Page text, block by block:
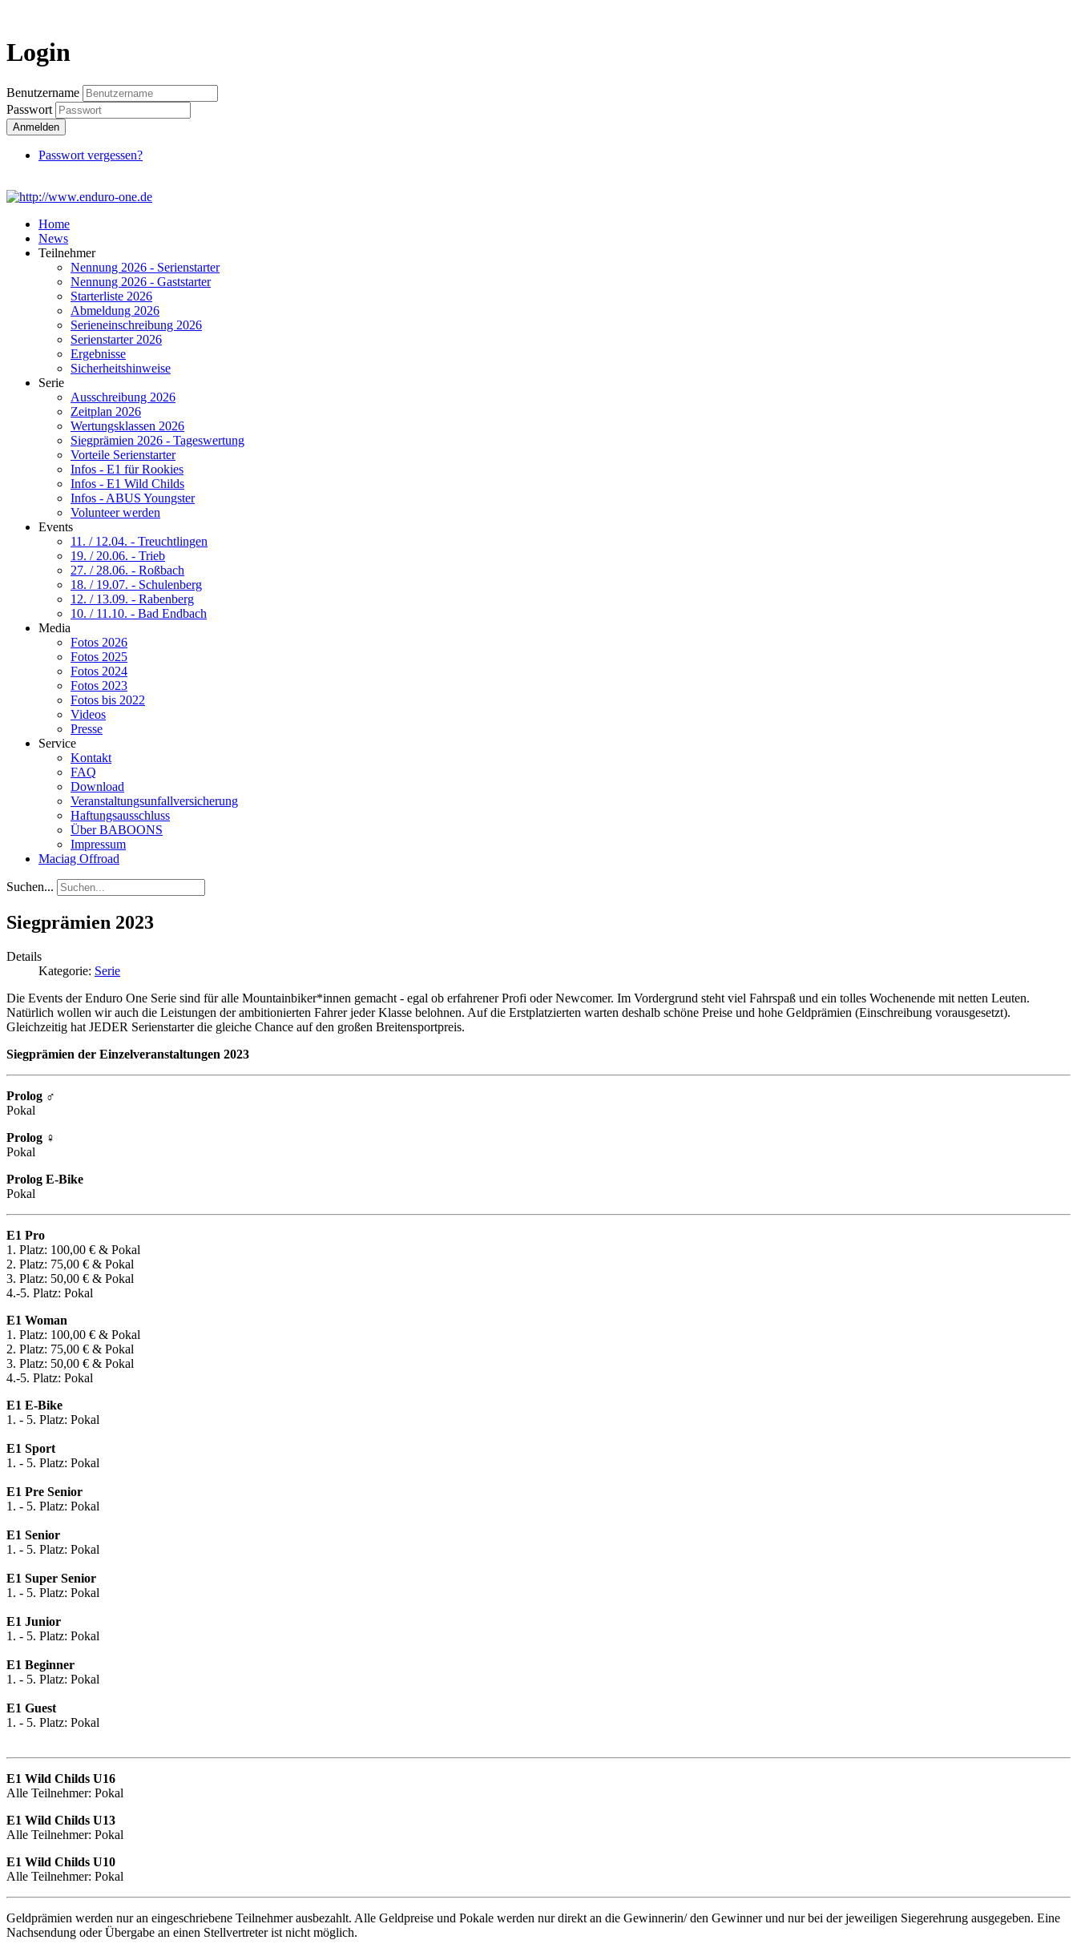
Login
Benutzername
Passwort
Anmelden
Passwort vergessen?
Home
News
Teilnehmer
Nennung 2026 - Serienstarter
Nennung 2026 - Gaststarter
Starterliste 2026
Abmeldung 2026
Serieneinschreibung 2026
Serienstarter 2026
Ergebnisse
Sicherheitshinweise
Serie
Ausschreibung 2026
Zeitplan 2026
Wertungsklassen 2026
Siegprämien 2026 - Tageswertung
Vorteile Serienstarter
Infos - E1 für Rookies
Infos - E1 Wild Childs
Infos - ABUS Youngster
Volunteer werden
Events
11. / 12.04. - Treuchtlingen
19. / 20.06. - Trieb
27. / 28.06. - Roßbach
18. / 19.07. - Schulenberg
12. / 13.09. - Rabenberg
10. / 11.10. - Bad Endbach
Media
Fotos 2026
Fotos 2025
Fotos 2024
Fotos 2023
Fotos bis 2022
Videos
Presse
Service
Kontakt
FAQ
Download
Veranstaltungsunfallversicherung
Haftungsausschluss
Über BABOONS
Impressum
Maciag Offroad
Suchen...
Siegprämien 2023
Details
Kategorie: Serie
Die Events der Enduro One Serie sind für alle Mountainbiker*innen gemacht - egal ob erfahrener Profi oder Newcomer. Im Vordergrund steht viel Fahrspaß und ein tolles Wochenende mit netten Leuten.
Natürlich wollen wir auch die Leistungen der ambitionierten Fahrer jeder Klasse belohnen. Auf die Erstplatzierten warten deshalb schöne Preise und hohe Geldprämien (Einschreibung vorausgesetzt).
Gleichzeitig hat JEDER Serienstarter die gleiche Chance auf den großen Breitensportpreis.
Siegprämien der Einzelveranstaltungen 2023
Prolog ♂
Pokal
Prolog ♀
Pokal
Prolog E-Bike
Pokal
E1 Pro
1. Platz: 100,00 € & Pokal
2. Platz: 75,00 € & Pokal
3. Platz: 50,00 € & Pokal
4.-5. Platz: Pokal
E1 Woman
1. Platz: 100,00 € & Pokal
2. Platz: 75,00 € & Pokal
3. Platz: 50,00 € & Pokal
4.-5. Platz: Pokal
E1 E-Bike
1. - 5. Platz: Pokal
E1 Sport
1. - 5. Platz: Pokal
E1 Pre Senior
1. - 5. Platz: Pokal
E1 Senior
1. - 5. Platz: Pokal
E1 Super Senior
1. - 5. Platz: Pokal
E1 Junior
1. - 5. Platz: Pokal
E1 Beginner
1. - 5. Platz: Pokal
E1 Guest
1. - 5. Platz: Pokal
E1 Wild Childs U16
Alle Teilnehmer: Pokal
E1 Wild Childs U13
Alle Teilnehmer: Pokal
E1 Wild Childs U10
Alle Teilnehmer: Pokal
Geldprämien werden nur an eingeschriebene Teilnehmer ausbezahlt. Alle Geldpreise und Pokale werden nur direkt an die Gewinnerin/ den Gewinner und nur bei der jeweiligen Siegerehrung ausgegeben. Eine
Nachsendung oder Übergabe an einen Stellvertreter ist nicht möglich.